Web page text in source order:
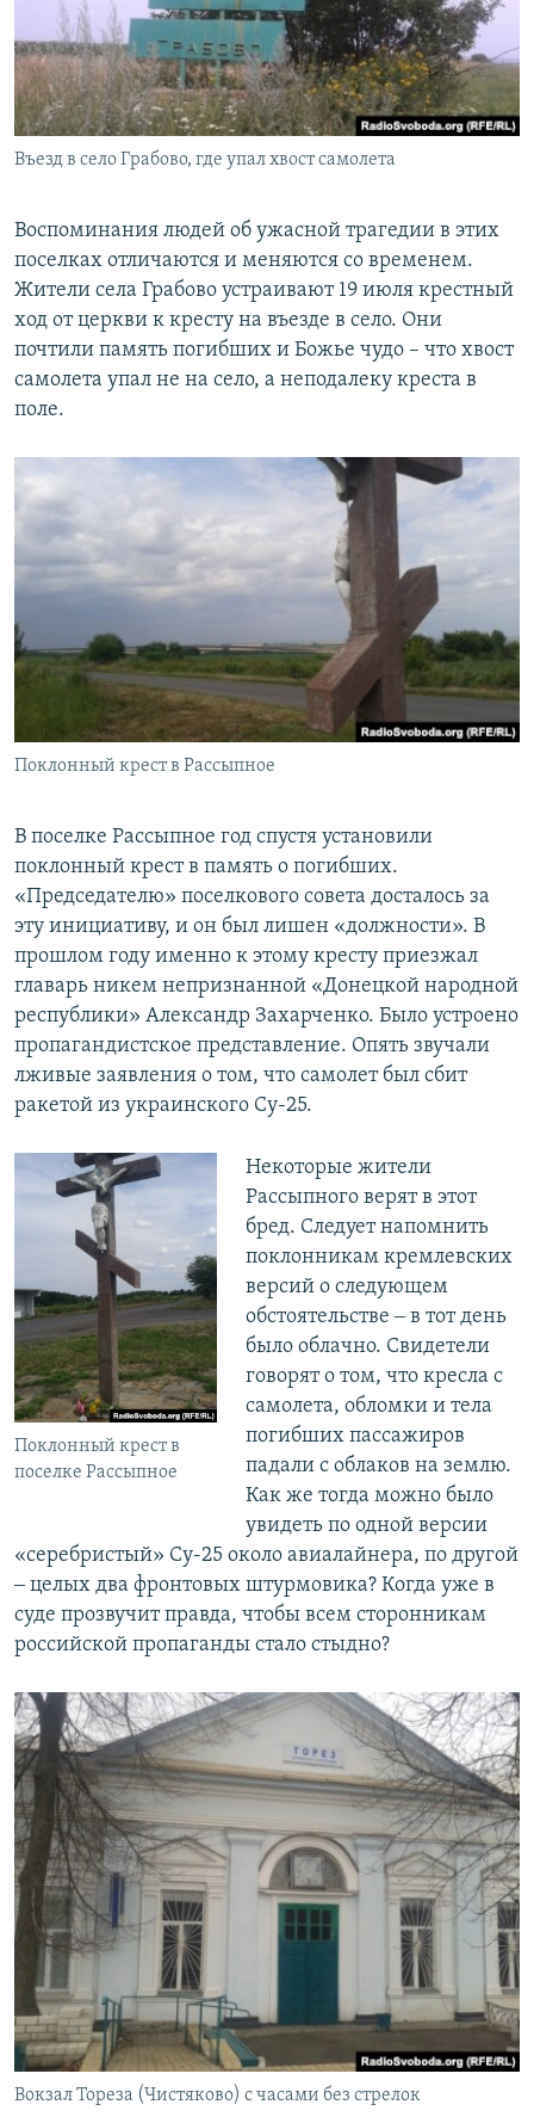
Въезд в село Грабово, где упал хвост самолета
Воспоминания людей об ужасной трагедии в этих
поселках отличаются и меняются со временем.
Жители села Грабово устраивают 19 июля крестный
ход от церкви к кресту на въезде в село. Они
почтили память погибших и Божье чудо – что хвост
самолета упал не на село, а неподалеку креста в
поле.​
Поклонный крест в Рассыпное
В поселке Рассыпное год спустя установили
поклонный крест в память о погибших.
«Председателю» поселкового совета досталось за
эту инициативу, и он был лишен «должности». В
прошлом году именно к этому кресту приезжал
главарь никем непризнанной «Донецкой народной
республики» Александр Захарченко. Было устроено
пропагандистское представление. Опять звучали
лживые заявления о том, что самолет был сбит
ракетой из украинского Су-25.
Поклонный крест в
поселке Рассыпное
​Некоторые жители
Рассыпного верят в этот
бред. Следует напомнить
поклонникам кремлевских
версий о следующем
обстоятельстве ‒ в тот день
было облачно. Свидетели
говорят о том, что кресла с
самолета, обломки и тела
погибших пассажиров
падали с облаков на землю.
Как же тогда можно было
увидеть по одной версии
«серебристый» Су-25 около авиалайнера, по другой
‒ целых два фронтовых штурмовика? Когда уже в
суде прозвучит правда, чтобы всем сторонникам
российской пропаганды стало стыдно?
Вокзал Тореза (Чистяково) с часами без стрелок